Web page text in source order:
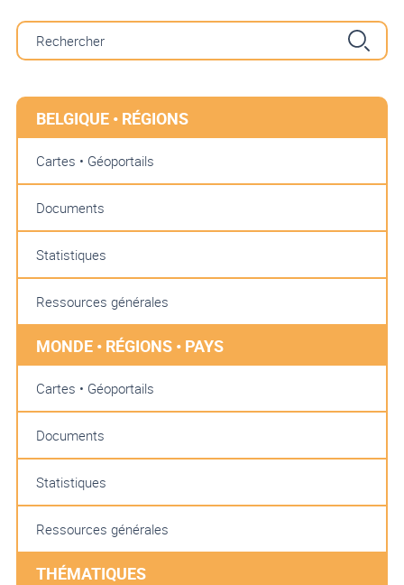
BELGIQUE • RÉGIONS
Cartes • Géoportails
Documents
Statistiques
Ressources générales
MONDE • RÉGIONS • PAYS
Cartes • Géoportails
Documents
Statistiques
Ressources générales
THÉMATIQUES